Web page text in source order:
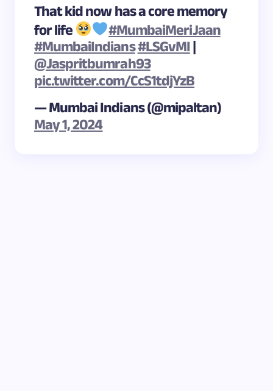
That kid now has a core memory
for life
#MumbaiMeriJaan
#MumbaiIndians#LSGvMI|
@Jaspritbumrah93
pic.twitter.com/CcS1tdjYzB
— Mumbai Indians (@mipaltan)
May 1, 2024